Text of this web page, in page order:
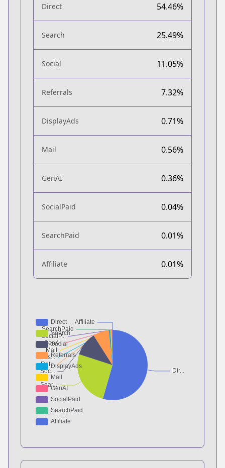
Direct 54.46%
Search 25.49%
Social 11.05%
Referrals 7.32%
DisplayAds 0.71%
Mail 0.56%
GenAI 0.36%
SocialPaid 0.04%
SearchPaid 0.01%
Affiliate 0.01%